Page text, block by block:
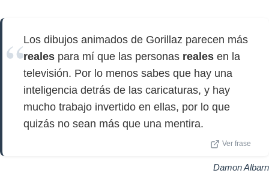
Los dibujos animados de Gorillaz parecen más
reales para mí que las personas reales en la
televisión. Por lo menos sabes que hay una
inteligencia detrás de las caricaturas, y hay
mucho trabajo invertido en ellas, por lo que
quizás no sean más que una mentira.
Ver frase
Damon Albarn